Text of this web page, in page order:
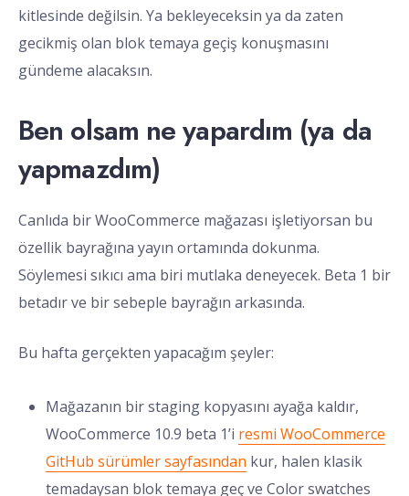
kitlesinde değilsin. Ya bekleyeceksin ya da zaten
gecikmiş olan blok temaya geçiş konuşmasını
gündeme alacaksın.
Ben olsam ne yapardım (ya da
yapmazdım)
Canlıda bir WooCommerce mağazası işletiyorsan bu
özellik bayrağına yayın ortamında dokunma.
Söylemesi sıkıcı ama biri mutlaka deneyecek. Beta 1 bir
betadır ve bir sebeple bayrağın arkasında.
Bu hafta gerçekten yapacağım şeyler:
Mağazanın bir staging kopyasını ayağa kaldır,
WooCommerce 10.9 beta 1’i resmi WooCommerce
GitHub sürümler sayfasından kur, halen klasik
temadaysan blok temaya geç ve Color swatches